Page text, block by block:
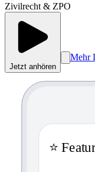
Zivilrecht & ZPO
Jetzt anhören
Mehr
⭐